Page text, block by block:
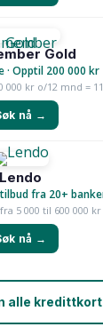
Gold
· Opptil 200 000 kr
000 kr o/12 mnd =
nå →
Lendo
fra 20+
5 000 til 600 000 kr
nå →
alle